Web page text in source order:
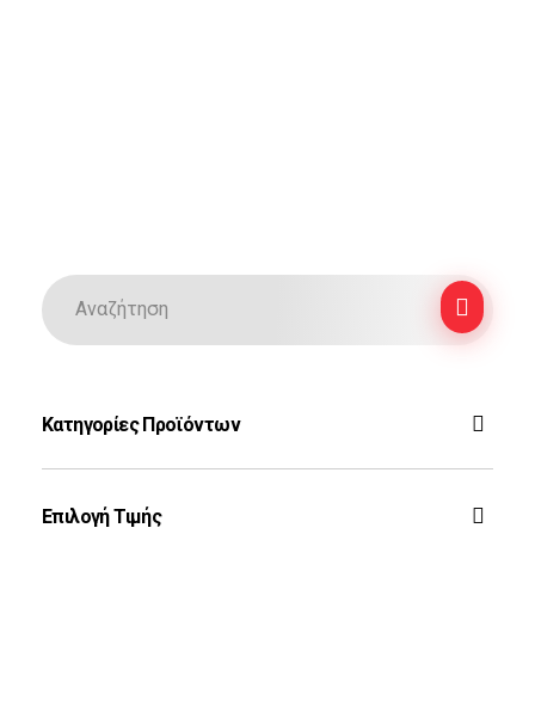
Κατηγορίες Προϊόντων
Ζεύς
Επιλογή Τιμής